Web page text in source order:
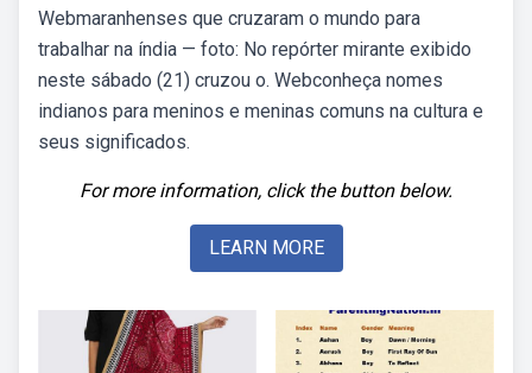
Webmaranhenses que cruzaram o mundo para
trabalhar na índia — foto: No repórter mirante exibido
neste sábado (21) cruzou o. Webconheça nomes
indianos para meninos e meninas comuns na cultura e
seus significados.
For more information, click the button below.
LEARN MORE